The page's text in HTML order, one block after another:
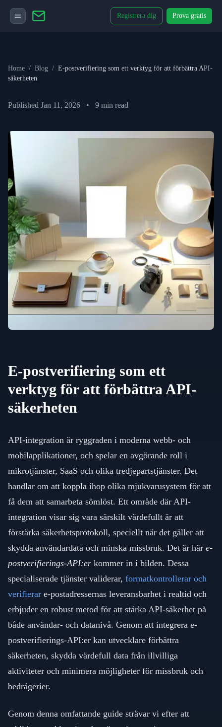
Registrera dig Prova gratis
Home / Blog / E-postverifiering som ett verktyg för att förbättra API-
säkerheten
Published Jan 11, 2026 • 9 min read
E-postverifiering som ett
verktyg för att förbättra API-
säkerheten
API-integration är ryggraden i moderna webb- och
mobilapplikationer, och spelar en avgörande roll i
mikrotjänster, SaaS och olika tredjepartstjänster. Det
handlar om att koppla ihop olika mjukvarusystem för att
få dem att samarbeta sömlöst. Ett område där API-
integration visar sig vara särskilt värdefullt är att
förstärka säkerhetsprotokoll, speciellt när det gäller att
skydda användardata och minska missbruk. Det är här e-
postverifierings-API:er kommer in i bilden. Dessa
specialiserade tjänster validerar, formatkontrollerar och
verifierar e-postadressernas leveransbarhet i realtid och
erbjuder en robust metod för att stärka API-säkerhet på
både användar- och datanivå. Genom att integrera e-
postverifierings-API:er kan utvecklare förbättra
säkerheten, skydda värdefull data från illvilliga
aktiviteter och minimera möjligheter för missbruk och
bedrägerier.
Genom denna omfattande guide strävar vi efter att